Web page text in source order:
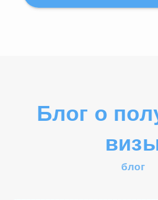
Блог о
блог